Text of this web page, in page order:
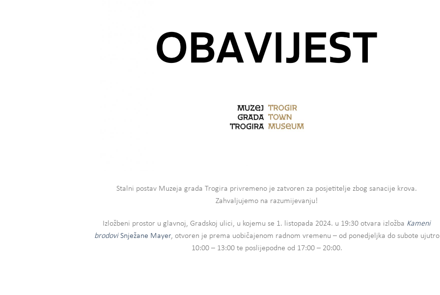
Stalni postav Muzeja grada Trogira privremeno je zatvoren za posjetitelje zbog sanacije krova.
Zahvaljujemo na razumijevanju!
Izložbeni prostor u glavnoj, Gradskoj ulici, u kojemu se 1. listopada 2024. u 19:30 otvara izložba Kameni
brodoviSnježane Mayer, otvoren je prema uobičajenom radnom vremenu – od ponedjeljka do subote ujutro
10:00 – 13:00 te poslijepodne od 17:00 – 20:00.